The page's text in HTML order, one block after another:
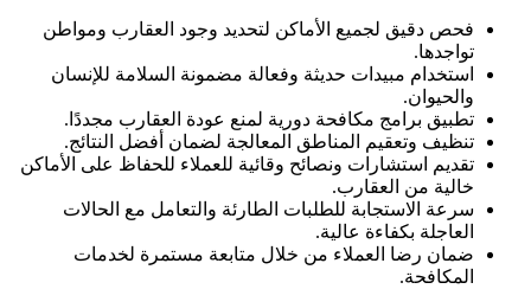
فحص دقيق لجميع الأماكن لتحديد وجود العقارب ومواطن
تواجدها.
استخدام مبيدات حديثة وفعالة مضمونة السلامة للإنسان
والحيوان.
تطبيق برامج مكافحة دورية لمنع عودة العقارب مجددًا.
تنظيف وتعقيم المناطق المعالجة لضمان أفضل النتائج.
تقديم استشارات ونصائح وقائية للعملاء للحفاظ على الأماكن
خالية من العقارب.
سرعة الاستجابة للطلبات الطارئة والتعامل مع الحالات
العاجلة بكفاءة عالية.
ضمان رضا العملاء من خلال متابعة مستمرة لخدمات
المكافحة.